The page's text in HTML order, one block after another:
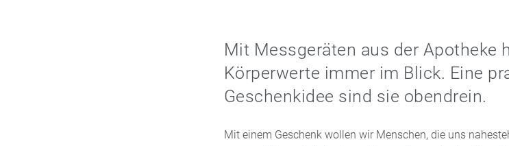
Mit Messgeräten aus der Apotheke
Körperwerte immer im Blick. Eine
Geschenkidee sind sie obendrein.
Mit einem Geschenk wollen wir Menschen, die uns